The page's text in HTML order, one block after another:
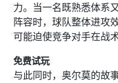
力。当一名既熟悉体系
阵容时，球队整体进攻
可能迫使竞争对手在战
免费试玩
与此同时，奥尔莫的故